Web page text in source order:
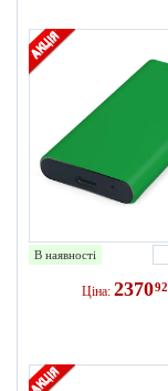
В наявності
Ціна: 237092